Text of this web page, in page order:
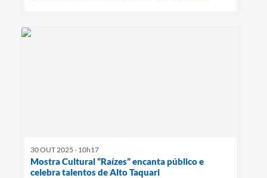
30 OUT 2025 - 10h17
Mostra Cultural “Raízes” encanta público e
celebra talentos de Alto Taquari